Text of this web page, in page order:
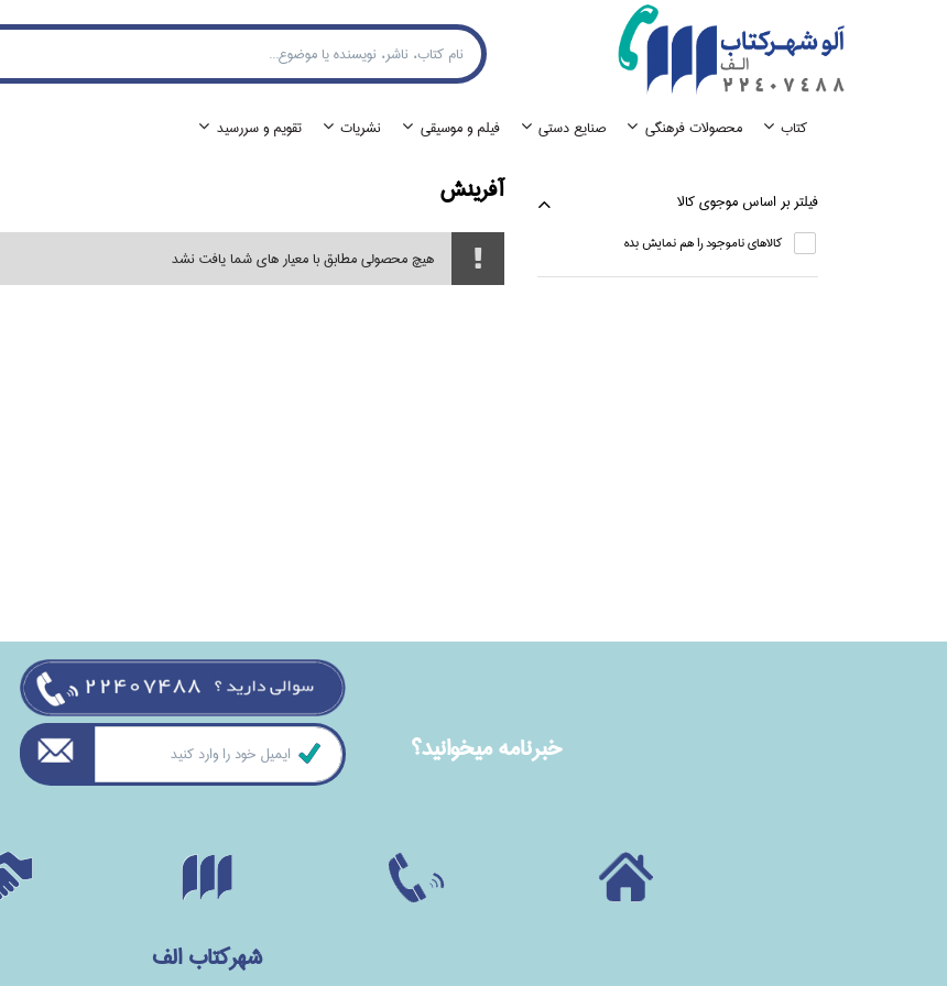
كتاب محصولات فرهنگي صنايع دستي فيلم و موسيقي نشريات تقويم و سررسيد
فيلتر بر اساس موجوي كالا
كالاهاي ناموجود را هم نمايش بده
آفرينش
هیچ محصولی مطابق با معیار های شما یافت نشد
خبرنامه ميخوانيد؟
شهرکتاب الف